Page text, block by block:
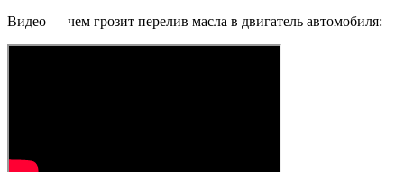
Видео — чем грозит перелив масла в двигатель автомобиля: